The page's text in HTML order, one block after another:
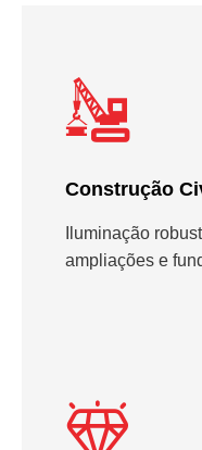
Construção
Iluminação
ampliações e